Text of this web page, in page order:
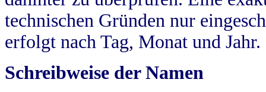
technischen Gründen nur
erfolgt nach Tag, Monat und Jahr.
Schreibweise der Namen